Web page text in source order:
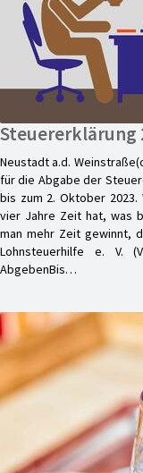
Steuererklärung
Neustadt a.d.
für die Abgabe der
bis zum 2. Oktober
vier Jahre Zeit hat, was
man mehr Zeit gewinnt,
Lohnsteuerhilfe e. V.
AbgebenBis…